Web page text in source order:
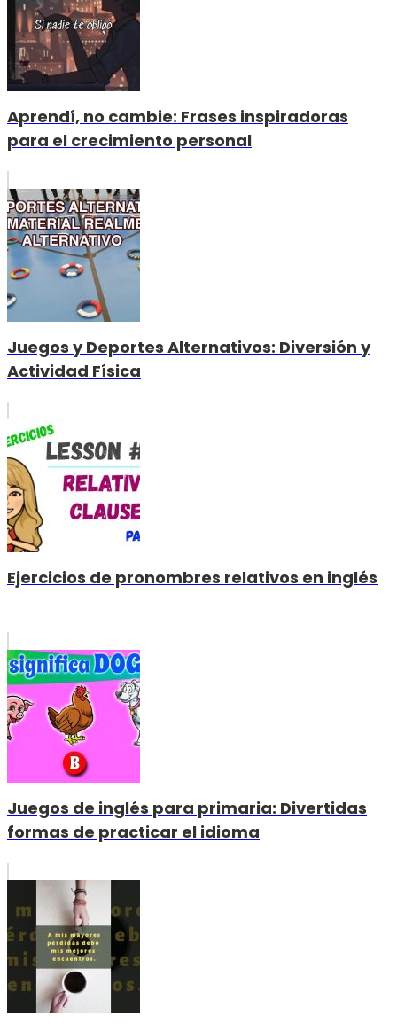
Aprendí, no cambie: Frases inspiradoras
para el crecimiento personal
Juegos y Deportes Alternativos: Diversión y
Actividad Física
Ejercicios de pronombres relativos en inglés
Juegos de inglés para primaria: Divertidas
formas de practicar el idioma